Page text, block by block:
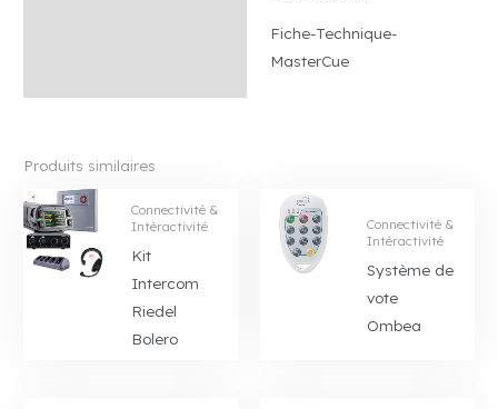
Fiche-Technique-
MasterCue
Produits similaires
Connectivité &
Intéractivité
Kit
Intercom
Riedel
Bolero
Connectivité &
Intéractivité
Système de
vote
Ombea